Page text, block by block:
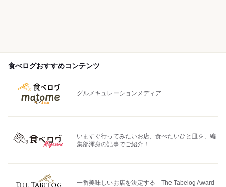
食べログおすすめコンテンツ
グルメキュレーションメディア
いますぐ行ってみたいお店、食べたいひと皿を、編
集部渾身の記事でご紹介！
一番美味しいお店を決定する「The Tabelog Award